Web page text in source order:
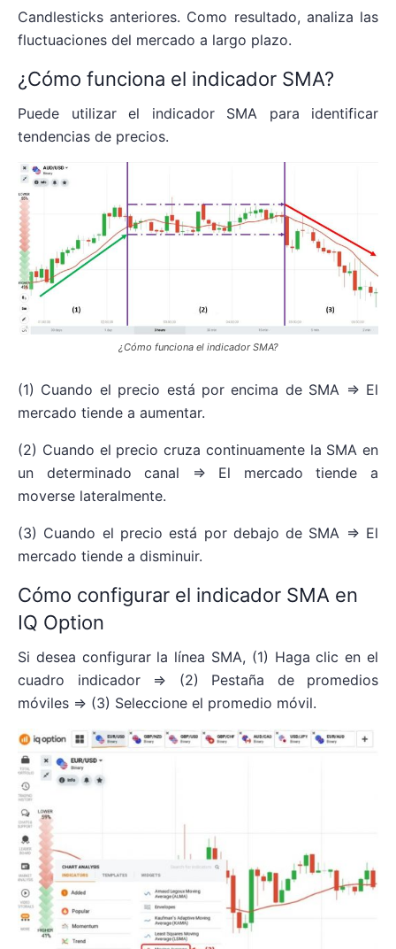
Candlesticks anteriores. Como resultado, analiza las
fluctuaciones del mercado a largo plazo.
¿Cómo funciona el indicador SMA?
Puede utilizar el indicador SMA para identificar
tendencias de precios.
¿Cómo funciona el indicador SMA?
(1) Cuando el precio está por encima de SMA => El
mercado tiende a aumentar.
(2) Cuando el precio cruza continuamente la SMA en
un determinado canal => El mercado tiende a
moverse lateralmente.
(3) Cuando el precio está por debajo de SMA => El
mercado tiende a disminuir.
Cómo configurar el indicador SMA en
IQ Option
Si desea configurar la línea SMA, (1) Haga clic en el
cuadro indicador => (2) Pestaña de promedios
móviles => (3) Seleccione el promedio móvil.